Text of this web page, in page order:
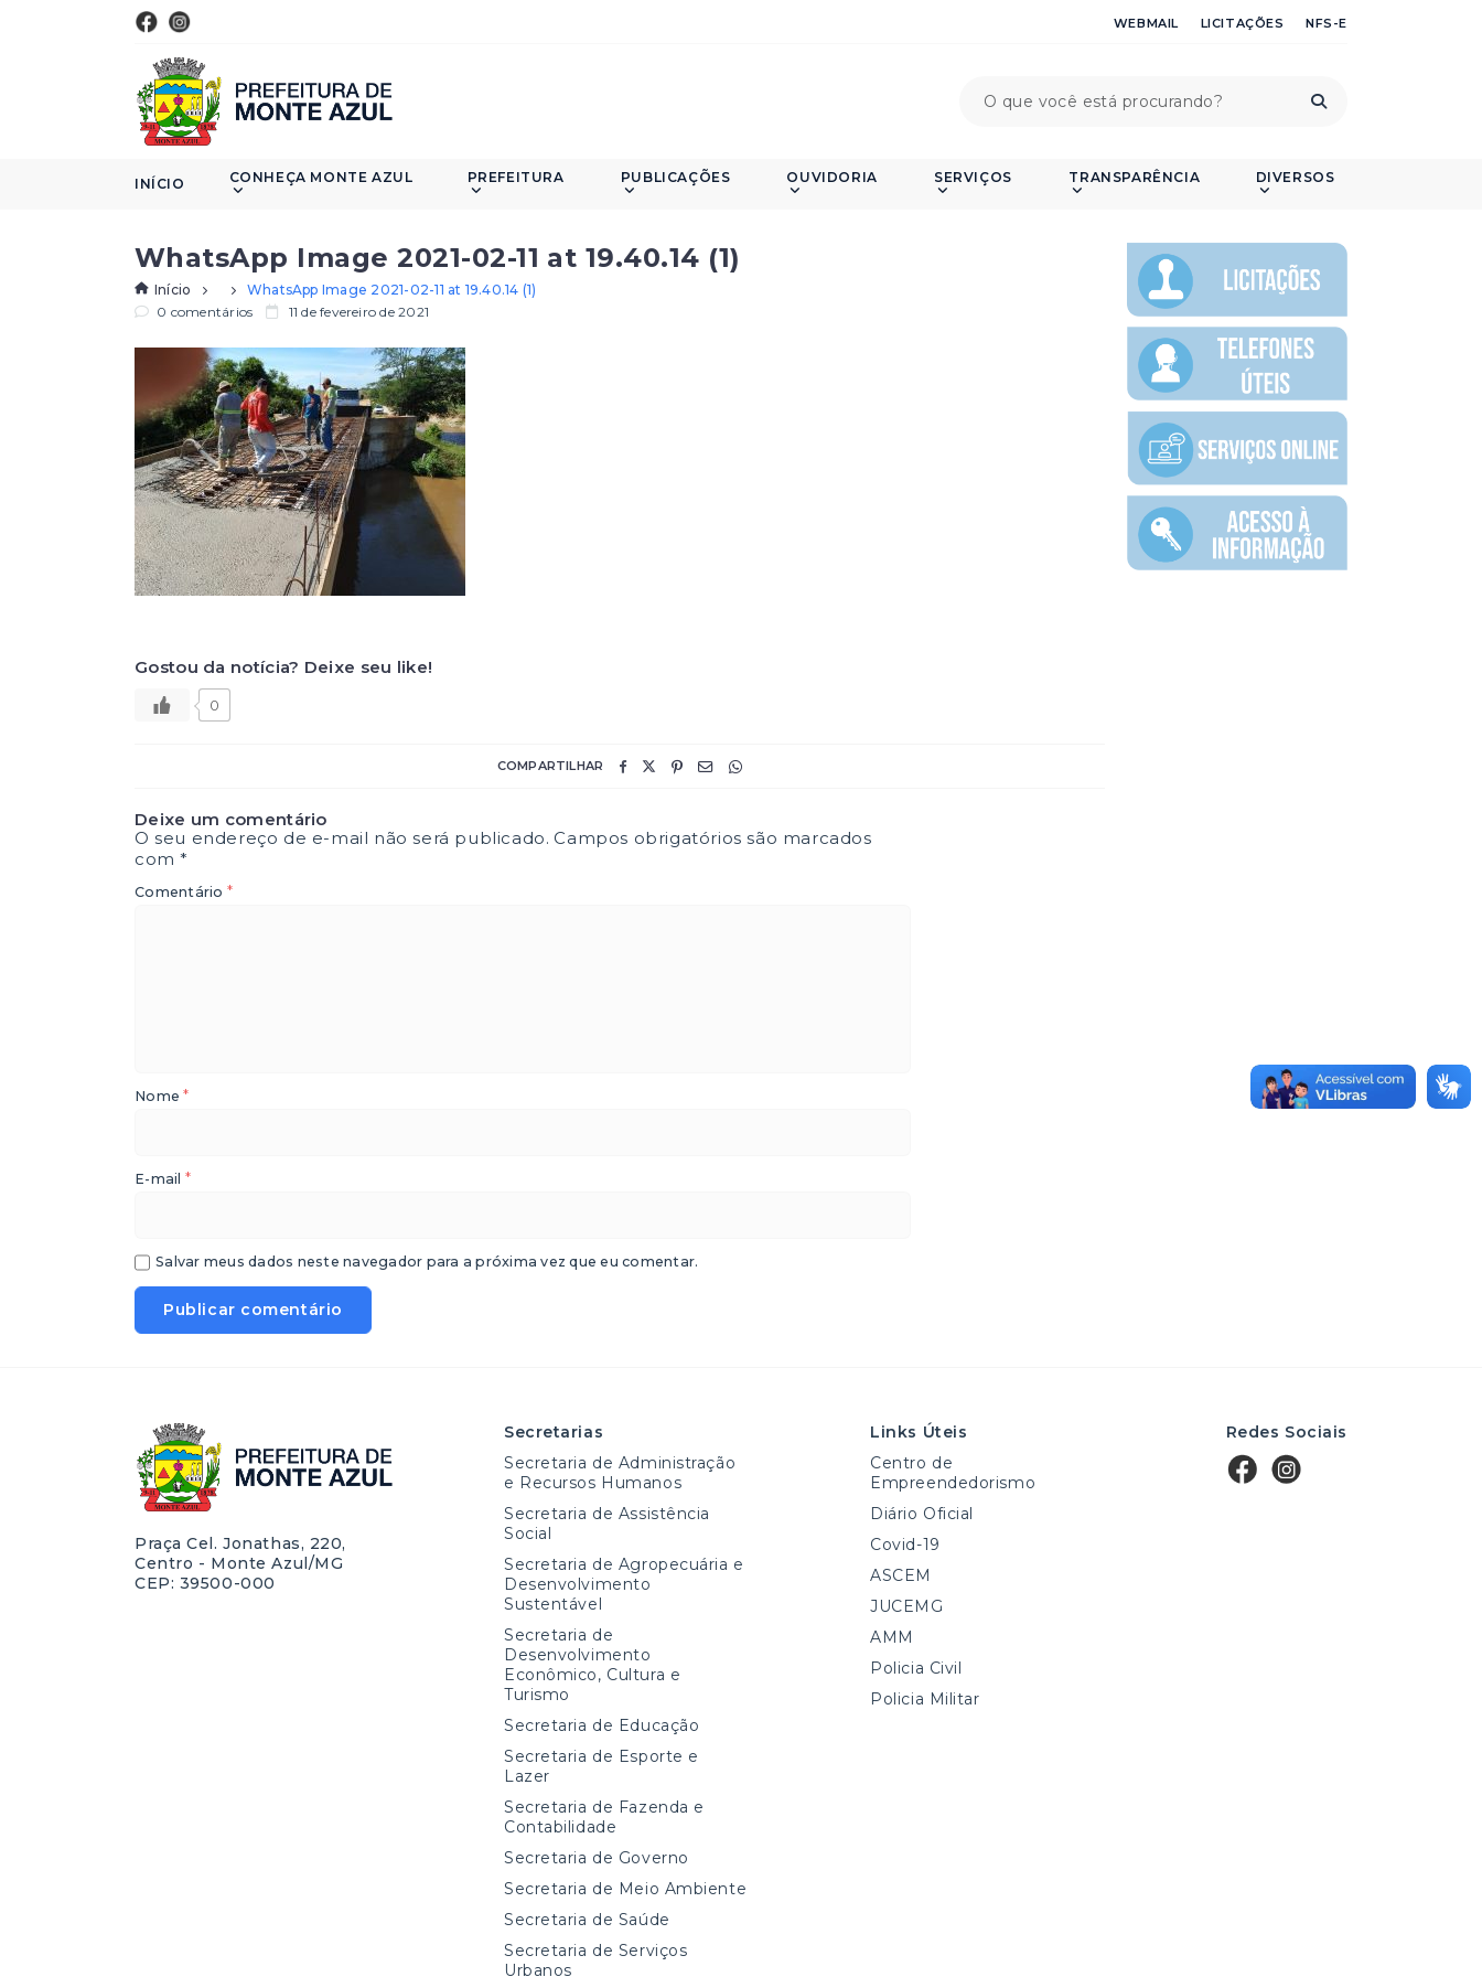
WEBMAIL LICITAÇÕES NFS-E
INÍCIO CONHEÇA MONTE AZUL PREFEITURA PUBLICAÇÕES OUVIDORIA SERVIÇOS TRANSPARÊNCIA DIVERSOS
WhatsApp Image 2021-02-11 at 19.40.14 (1)
Início
WhatsApp Image 2021-02-11 at 19.40.14 (1)
0 comentários
11 de fevereiro de 2021
Gostou da notícia? Deixe seu like!
0
COMPARTILHAR
Deixe um comentário
O seu endereço de e-mail não será publicado. Campos obrigatórios são marcados
com*
Comentário *
Nome*
E-mail *
Salvar meus dados neste navegador para a próxima vez que eu comentar.
Praça Cel. Jonathas, 220,
Centro - Monte Azul/MG
CEP: 39500-000
Secretarias
Secretaria de Administração
e Recursos Humanos
Secretaria de Assistência
Social
Secretaria de Agropecuária e
Desenvolvimento
Sustentável
Secretaria de
Desenvolvimento
Econômico, Cultura e
Turismo
Secretaria de Educação
Secretaria de Esporte e
Lazer
Secretaria de Fazenda e
Contabilidade
Secretaria de Governo
Secretaria de Meio Ambiente
Secretaria de Saúde
Secretaria de Serviços
Urbanos
Links Úteis
Centro de
Empreendedorismo
Diário Oficial
Covid-19
ASCEM
JUCEMG
AMM
Policia Civil
Policia Militar
Redes Sociais